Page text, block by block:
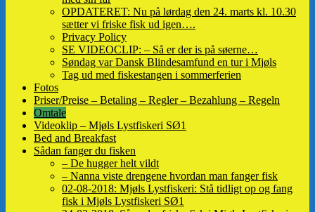
OPDATERET: Nu på lørdag den 24. marts kl. 10.30
sætter vi friske fisk ud igen….
Privacy Policy
SE VIDEOCLIP: – Så er der is på søerne…
Søndag var Dansk Blindesamfund en tur i Mjøls
Tag ud med fiskestangen i sommerferien
Fotos
Priser/Preise – Betaling – Regler – Bezahlung – Regeln
Omtale
Videoklip – Mjøls Lystfiskeri SØ1
Bed and Breakfast
Sådan fanger du fisken
– De hugger helt vildt
– Nanna viste drengene hvordan man fanger fisk
02-08-2018: Mjøls Lystfiskeri: Stå tidligt op og fang
fisk i Mjøls Lystfiskeri SØ1